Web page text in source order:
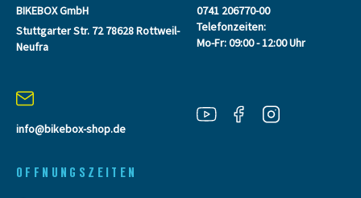
BIKEBOX GmbH
Stuttgarter Str. 72 78628 Rottweil-
Neufra
info@bikebox-shop.de
0741 206770-00
Telefonzeiten:
Mo-Fr: 09:00 - 12:00 Uhr
OFFNUNGSZEITEN